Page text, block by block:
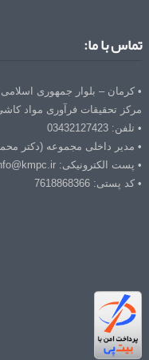
تماس با ما:
• کرمان – بلوار جمهوری
مرکز تحقیقات فرآوری مواد
• تلفن: 03432127423
• مدیر داخلی مجموعه (دکتر محمد
• پست الکترونیکی: info@kmpc.ir
• کد پستی: 7618868366